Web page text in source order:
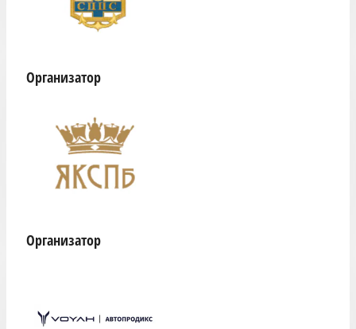
Организатор
Организатор